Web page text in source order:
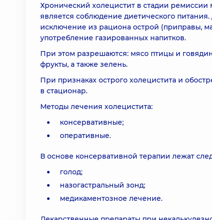
Хронический холецистит в стадии
является соблюдение диетического
исключение из рациона острой (приправы,
употребление газированных напитков.
При этом разрешаются: мясо птицы и
фрукты, а также зелень.
При признаках острого холецистита и
в стационар.
Методы лечения холецистита:
консервативные;
оперативные.
В основе консервативной терапии лежат
голод;
назогастральный зонд;
медикаментозное лечение.